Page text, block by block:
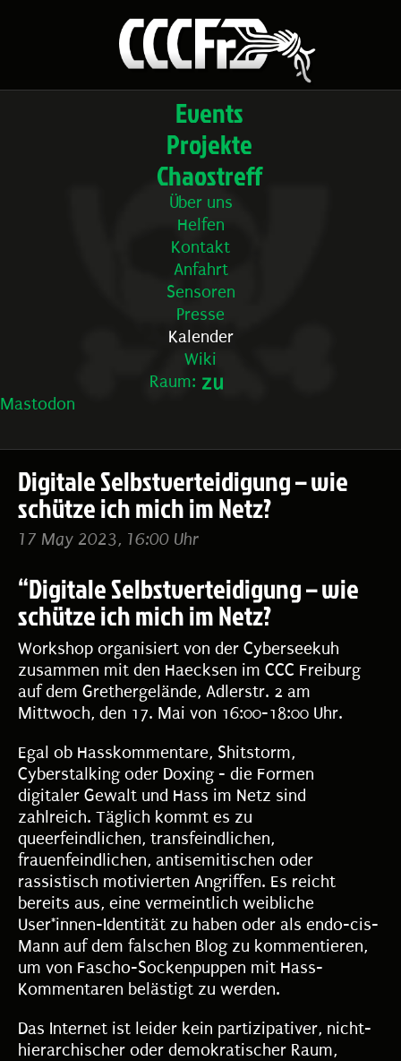
Events
Projekte
Chaostreff
Über uns
Helfen
Kontakt
Anfahrt
Sensoren
Presse
Kalender
Wiki
Raum:
Mastodon
Digitale Selbstverteidigung – wie
schütze ich mich im Netz?
17 May 2023, 16:00 Uhr
“Digitale Selbstverteidigung – wie
schütze ich mich im Netz?
Workshop organisiert von der Cyberseekuh
zusammen mit den Haecksen im CCC Freiburg
auf dem Grethergelände, Adlerstr. 2 am
Mittwoch, den 17. Mai von 16:00-18:00 Uhr.
Egal ob Hasskommentare, Shitstorm,
Cyberstalking oder Doxing - die Formen
digitaler Gewalt und Hass im Netz sind
zahlreich. Täglich kommt es zu
queerfeindlichen, transfeindlichen,
frauenfeindlichen, antisemitischen oder
rassistisch motivierten Angriffen. Es reicht
bereits aus, eine vermeintlich weibliche
User*innen-Identität zu haben oder als endo-cis-
Mann auf dem falschen Blog zu kommentieren,
um von Fascho-Sockenpuppen mit Hass-
Kommentaren belästigt zu werden.
Das Internet ist leider kein partizipativer, nicht-
hierarchischer oder demokratischer Raum,